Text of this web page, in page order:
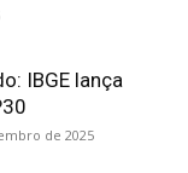
IBGE lança
de 2025